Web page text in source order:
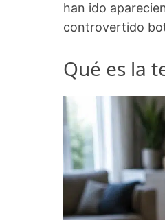
han ido
controvertido
Qué es la